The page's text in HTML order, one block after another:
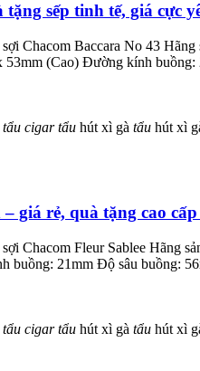
sếp tinh tế, giá cực
Chacom Baccara No 43
(Cao) Đường kính
tẩu cigar tẩu hút xì gà tẩu hút xì
giá rẻ, quà tặng cao
Chacom Fleur Sablee Hãng
buồng: 21mm Độ sâu buồng:
tẩu cigar tẩu hút xì gà tẩu hút xì